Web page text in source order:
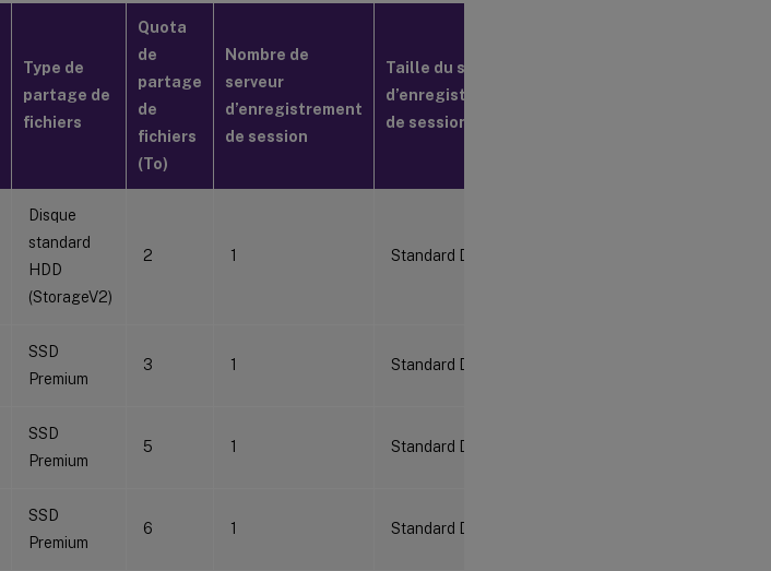
Type de
partage de
fichiers
Quota
de
partage
de
fichiers
(To)
Nombre de
serveur
d’enregistrement
de session
Taille du serveur
d’enregistrement
de session
Disque
standard
HDD
(StorageV2)
2 1 Standard D4as_v4
SSD
Premium
3 1 Standard D4as_v4
SSD
Premium
5 1 Standard D4as_v4
SSD
Premium
6 1 Standard D4as_v4